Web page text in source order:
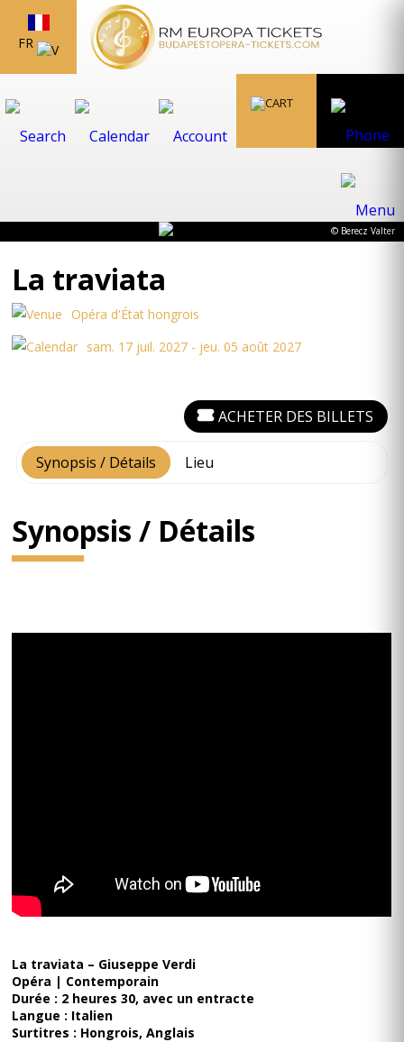
FR
© Berecz Valter
La traviata
Opéra d'État hongrois
sam. 17 juil. 2027 - jeu. 05 août 2027
Synopsis / Détails Lieu
ACHETER DES BILLETS
Synopsis / Détails
La traviata – Giuseppe Verdi
Opéra | Contemporain
Durée : 2 heures 30, avec un entracte
Langue : Italien
Surtitres : Hongrois, Anglais